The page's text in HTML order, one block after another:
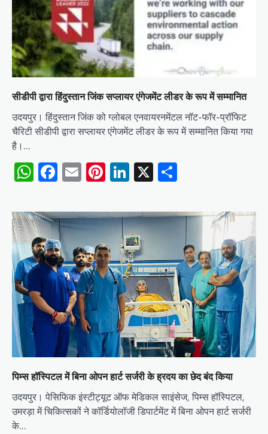
सीडीपी द्वारा हिंदुस्तान जिंक सप्लायर एंगेजमेंट लीडर के रूप में सम्मानित
उदयपुर। हिंदुस्तान जिंक को ग्लोबल एनवायरनमेंटल नॉट-फॉर-प्रॉफिट
चैरिटी सीडीपी द्वारा सप्लायर एंगेजमेंट लीडर के रूप में सम्मानित किया गया
है।…
WhatsApp
Facebook
EmailPinterest
LinkedIn
X
पिम्स हॉस्पिटल में बिना ओपन हार्ट सर्जरी के ह्रदय का छेद बंद किया
उदयपुर। पेसिफिक इंस्टीट्यूट ऑफ मेडिकल साइंसेज, पिम्स हॉस्पिटल,
उमरड़ा में चिकित्सकों ने कॉर्डियोलॉजी डिपार्टमेंट में बिना ओपन हार्ट सर्जरी
के…